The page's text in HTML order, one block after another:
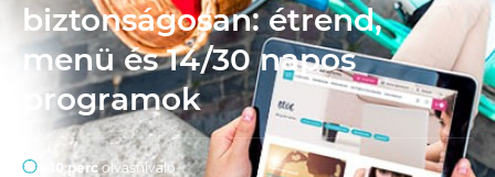
biztonságosan: étrend,
menü és 14/30 napos
programok
10 percolvasnivaló